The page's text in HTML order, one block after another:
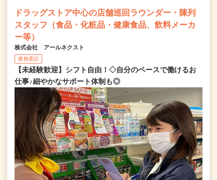
ドラッグストア中心の店舗巡回ラウンダー・陳列
スタッフ（食品・化粧品・健康食品、飲料メーカ
ー等）
株式会社 アールネクスト
業務委託
【未経験歓迎】シフト自由！◇自分のペースで働けるお
仕事♪細やかなサポート体制も◎